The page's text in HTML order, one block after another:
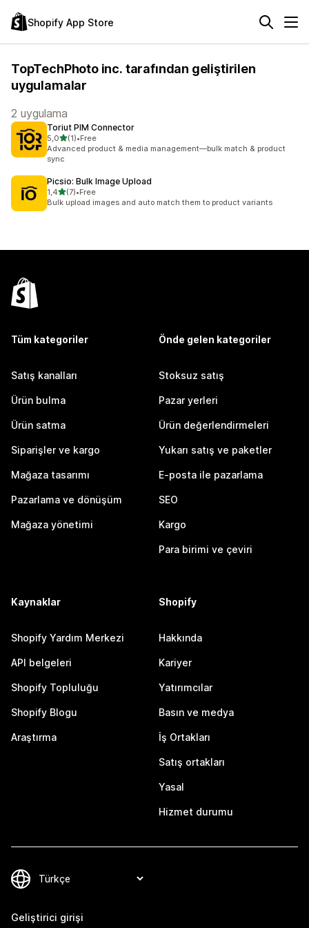
Shopify App Store
TopTechPhoto inc. tarafından geliştirilen
uygulamalar
2 uygulama
Toriut PIM Connector
5,05 yıldız üzerinden
(1)
toplam 1 değerlendirme
•Free
Advanced product & media management—bulk match & product
sync
Picsio: Bulk Image Upload
1,45 yıldız üzerinden
(7)
toplam 7 değerlendirme
•Free
Bulk upload images and auto match them to product variants
Tüm kategoriler
Satış kanalları
Ürün bulma
Ürün satma
Siparişler ve kargo
Mağaza tasarımı
Pazarlama ve dönüşüm
Mağaza yönetimi
Önde gelen kategoriler
Stoksuz satış
Pazar yerleri
Ürün değerlendirmeleri
Yukarı satış ve paketler
E-posta ile pazarlama
SEO
Kargo
Para birimi ve çeviri
Kaynaklar
Shopify Yardım Merkezi
API belgeleri
Shopify Topluluğu
Shopify Blogu
Araştırma
Shopify
Hakkında
Kariyer
Yatırımcılar
Basın ve medya
İş Ortakları
Satış ortakları
Yasal
Hizmet durumu
Geliştirici girişi